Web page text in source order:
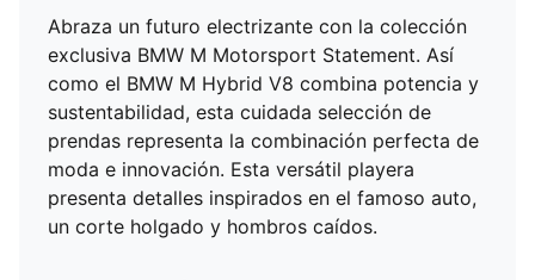
Corte holgado
Cuello redondo semi-alto, acanalado
Manga corta
Hombros caídos
Abraza un futuro electrizante con la colección
exclusiva BMW M Motorsport Statement. Así
como el BMW M Hybrid V8 combina potencia y
sustentabilidad, esta cuidada selección de
prendas representa la combinación perfecta de
moda e innovación. Esta versátil playera
presenta detalles inspirados en el famoso auto,
un corte holgado y hombros caídos.